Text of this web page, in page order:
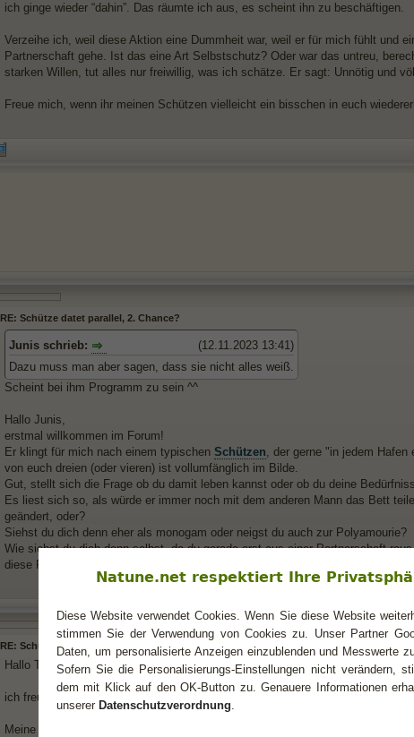
ich ginge wieder “dahin”. Das räumte ich aus, es scheint ihn zu beschäftigen.
Verzeihe ich, weil diese Aktion eine Dummheit war, weil er für mich fühlt und
Partnerschaft gehe. Ist das eine Art Selbstschutz? Oder war das untreu,
starken Willen, tut alles nur freiwillig, was ich schätze. Er sagt: Unnötig und
Freue mich, wenn ihr meinen Schützen vielleicht ein bisschen in euch
RE: Schütze datet parallel, 2. Chance?
(12.11.2023 13:41)
Junis schrieb:
Dazu muss man aber sagen, dass sie nicht alles weiß.
Scheint bei ihm Programm zu sein ^^
Hallo Junis,
erstmal willkommen im Forum!
Er klingt für mich nach einem typischen Schützen, der gerne "in jedem Hafen
von euch dreien (oder vieren) ist vollumfänglich im Bilde.
Gut, stellt sich die Frage ob du damit leben kannst oder ob du deine
Es liest sich so, als würde er immer noch mit dem anderen Mann das Bett
geändert, oder?
Siehst du dich denn eher als monogam oder neigst du auch zur Polyamourie?
Wie siehst du dich denn selbst, da du gerade erst aus einer Partnerschaft
diese Partnerschaft? Und parallel lief die ganze Zeit etwas rein Sexuelles mit
RE: Schütze datet parallel, 2. Chance?
Hallo Torona,
ich freue mich über deine Nachricht.
Meine Baseline ist treu. Mein bisheriger Partner sagte, er geht oder wir sind
Natune.net respektiert Ihre
Diese Website verwendet Cookies. Wenn Sie diese Website
stimmen Sie der Verwendung von Cookies zu. Unser Partner
Daten, um personalisierte Anzeigen einzublenden und Messwerte
Sofern Sie die Personalisierungs-Einstellungen nicht verändern,
dem mit Klick auf den OK-Button zu. Genauere Informationen
unserer Datenschutzverordnung